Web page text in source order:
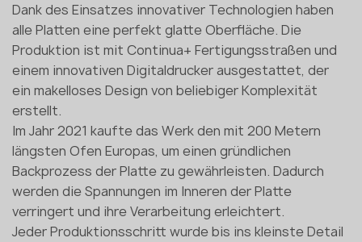
Dank des Einsatzes innovativer Technologien haben
alle Platten eine perfekt glatte Oberfläche. Die
Produktion ist mit Continua+ Fertigungsstraßen und
einem innovativen Digitaldrucker ausgestattet, der
ein makelloses Design von beliebiger Komplexität
erstellt.
Im Jahr 2021 kaufte das Werk den mit 200 Metern
längsten Ofen Europas, um einen gründlichen
Backprozess der Platte zu gewährleisten. Dadurch
werden die Spannungen im Inneren der Platte
verringert und ihre Verarbeitung erleichtert.
Jeder Produktionsschritt wurde bis ins kleinste Detail